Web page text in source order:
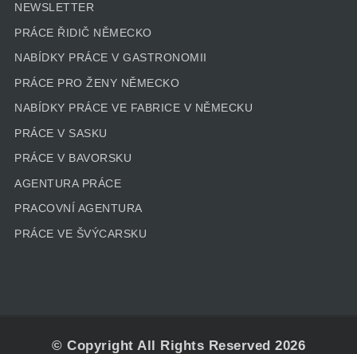
NEWSLETTER
PRÁCE ŘIDIČ NĚMECKO
NABÍDKY PRÁCE V GASTRONOMII
PRÁCE PRO ŽENY NĚMECKO
NABÍDKY PRÁCE VE FABRICE V NĚMECKU
PRÁCE V SASKU
PRÁCE V BAVORSKU
AGENTURA PRÁCE
PRACOVNÍ AGENTURA
PRÁCE VE ŠVÝCARSKU
© Copyright All Rights Reserved 2026